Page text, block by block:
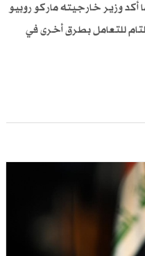
أكد وزير خارجيته ماركو روبيو
للتعامل بطرق أخرى في